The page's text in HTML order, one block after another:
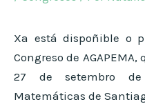
Xa está dispoñible o
Congreso de
27 de setembro
Matemáticas de
o